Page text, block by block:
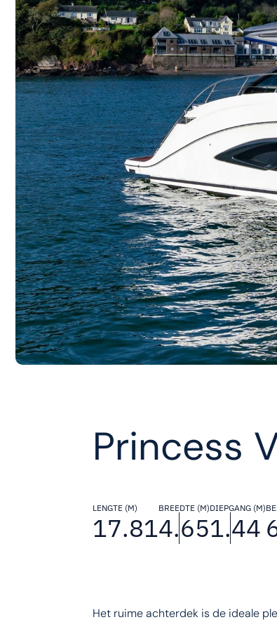
Princess
LENGTE (M)
17.81
BREEDTE (M)
4.65
DIEPGANG (M)
1.44
Het ruime achterdek is de ideale